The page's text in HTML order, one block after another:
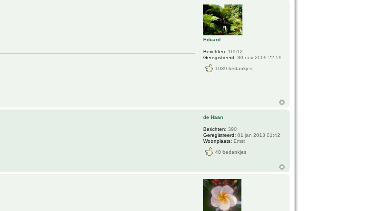
Eduard
Berichten: 10512
Geregistreerd: 30 nov 2009 22:59
1039 bedankjes
de Haan
Berichten: 390
Geregistreerd: 01 jan 2013 01:42
Woonplaats: Emst
40 bedankjes